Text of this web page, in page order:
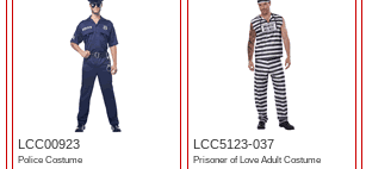
LCC00923
Police Costume
LCC5123-037
Prisoner of Love Adult Costume